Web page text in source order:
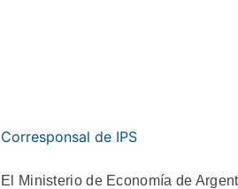
Corresponsal de IPS
El Ministerio de Economía de